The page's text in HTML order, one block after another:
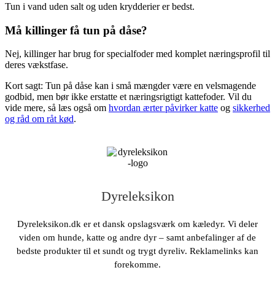
Tun i vand uden salt og uden krydderier er bedst.
Må killinger få tun på dåse?
Nej, killinger har brug for specialfoder med komplet næringsprofil til
deres vækstfase.
Kort sagt: Tun på dåse kan i små mængder være en velsmagende
godbid, men bør ikke erstatte et næringsrigtigt kattefoder. Vil du
vide mere, så læs også om hvordan ærter påvirker katte og sikkerhed
og råd om råt kød.
Dyreleksikon
Dyreleksikon.dk er et dansk opslagsværk om kæledyr. Vi deler
viden om hunde, katte og andre dyr – samt anbefalinger af de
bedste produkter til et sundt og trygt dyreliv. Reklamelinks kan
forekomme.